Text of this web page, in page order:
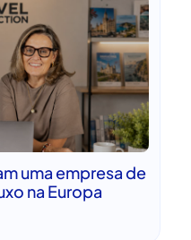
uma empresa de
na Europa